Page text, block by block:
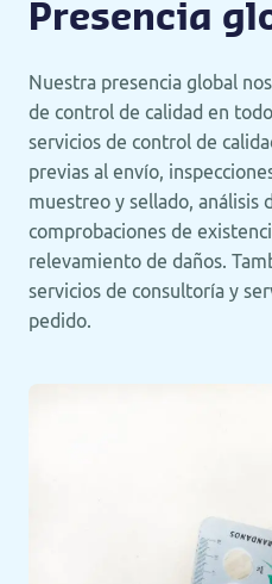
Presencia
Nuestra presencia global
de control de calidad en
servicios de control de
previas al envío,
muestreo y sellado, análisis
comprobaciones de
relevamiento de daños.
servicios de consultoría y
pedido.